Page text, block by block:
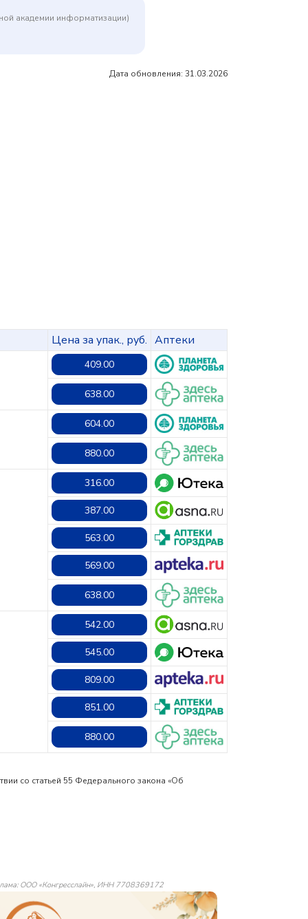
академии информатизации)
Дата обновления: 31.03.2026
Цена за упак., руб. Аптеки
409.00
638.00
604.00
880.00
316.00
387.00
563.00
569.00
638.00
542.00
545.00
809.00
851.00
880.00
со статьей 55 Федерального закона «Об
ООО «Конгресслайн», ИНН 7708369172